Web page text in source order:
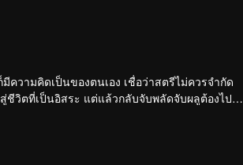
วามคิดเป็นของตนเอง เชื่อว่าสตรีไม่ควรจำกัด
ชีวิตที่เป็นอิสระ แต่แล้วกลับจับพลัดจับผลูต้องไป
ศัยความพากเพียรจนได้รับความไว้วางใจจากผู้คน